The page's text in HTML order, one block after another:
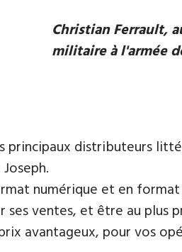
Christian Ferrault,
militaire à l'armée
distributeurs
numérique et en
ventes, et être au plus
avantageux, pour vos